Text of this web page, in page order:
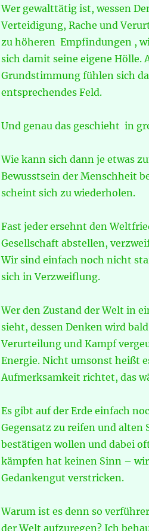
Wer gewalttätig ist, wessen
Verteidigung, Rache und
zu höheren Empfindungen ,
sich damit seine eigene Hölle.
Grundstimmung fühlen sich
entsprechendes Feld.
Und genau das geschieht in
Wie kann sich dann je etwas
Bewusstsein der Menschheit
scheint sich zu wiederholen.
Fast jeder ersehnt den
Gesellschaft abstellen,
Wir sind einfach noch nicht
sich in Verzweiflung.
Wer den Zustand der Welt in
sieht, dessen Denken wird
Verurteilung und Kampf
Energie. Nicht umsonst heißt
Aufmerksamkeit richtet, das
Es gibt auf der Erde einfach
Gegensatz zu reifen und alten
bestätigen wollen und dabei
kämpfen hat keinen Sinn –
Gedankengut verstricken.
Warum ist es denn so
der Welt aufzuregen? Ich